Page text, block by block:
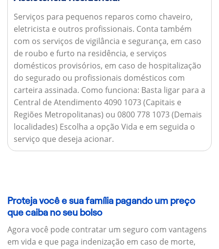
Serviços para pequenos reparos como chaveiro,
eletricista e outros profissionais. Conta também
com os serviços de vigilância e segurança, em caso
de roubo e furto na residência, e serviços
domésticos provisórios, em caso de hospitalização
do segurado ou profissionais domésticos com
carteira assinada. Como funciona: Basta ligar para a
Central de Atendimento 4090 1073 (Capitais e
Regiões Metropolitanas) ou 0800 778 1073 (Demais
localidades) Escolha a opção Vida e em seguida o
serviço que deseja acionar.
Proteja você e sua família pagando um preço
que caiba no seu bolso
Agora você pode contratar um seguro com vantagens
em vida e que paga indenização em caso de morte,